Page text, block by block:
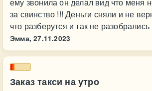
за свинство !!! Деньги сняли и не
что разберутся и так не разобрались
Эмма, 27.11.2023
Заказ такси на утро